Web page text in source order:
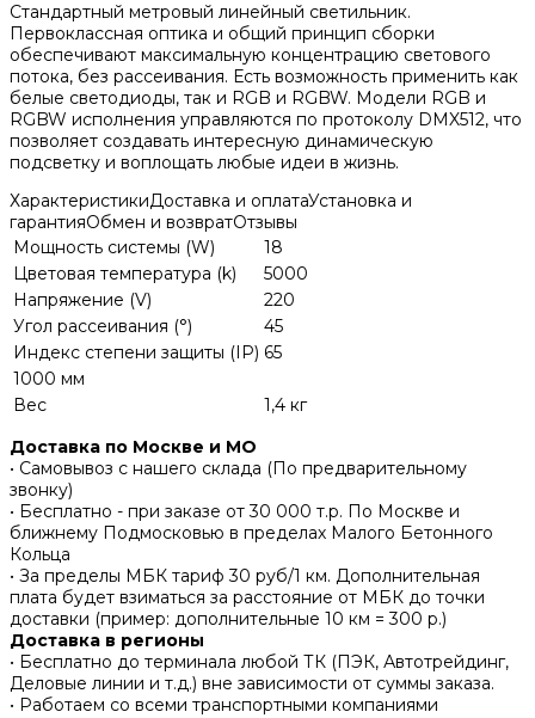
Стандартный метровый линейный светильник.
Первоклассная оптика и общий принцип сборки
обеспечивают максимальную концентрацию светового
потока, без рассеивания. Есть возможность применить как
белые светодиоды, так и RGB и RGBW. Модели RGB и
RGBW исполнения управляются по протоколу DMX512, что
позволяет создавать интересную динамическую
подсветку и воплощать любые идеи в жизнь.
ХарактеристикиДоставка и оплатаУстановка и
гарантияОбмен и возвратОтзывы
Мощность системы (W)
18
Цветовая температура (k)
5000
Напряжение (V)
220
Угол рассеивания (°)
45
Индекс степени защиты (IP) 65
1000 мм
Вес
1,4 кг
Доставка по Москве и МО
• Самовывоз с нашего склада (По предварительному
звонку)
• Бесплатно - при заказе от 30 000 т.р. По Москве и
ближнему Подмосковью в пределах Малого Бетонного
Кольца
• За пределы МБК тариф 30 руб/1 км. Дополнительная
плата будет взиматься за расстояние от МБК до точки
доставки (пример: дополнительные 10 км = 300 р.)
Доставка в регионы
• Бесплатно до терминала любой ТК (ПЭК, Автотрейдинг,
Деловые линии и т.д.) вне зависимости от суммы заказа.
• Работаем со всеми транспортными компаниями